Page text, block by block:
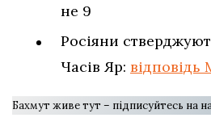
не 9
Росіяни
Часів Яр: відповідь
Бахмут живе тут – підписуйтесь на